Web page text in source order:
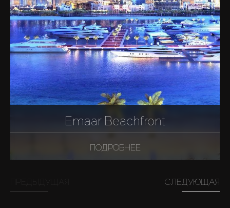
Emaar Beachfront
ПОДРОБНЕЕ
СЛЕДУЮЩАЯ